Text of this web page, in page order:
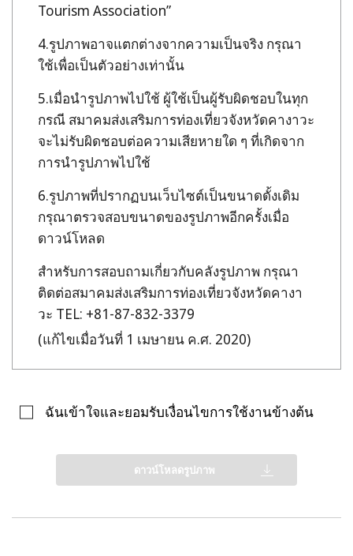
Tourism Association”
รูปภาพอาจแตกต่างจากความเป็นจริง กรุณา
ใช้เพื่อเป็นตัวอย่างเท่านั้น
เมื่อนำรูปภาพไปใช้ ผู้ใช้เป็นผู้รับผิดชอบในทุก
กรณี สมาคมส่งเสริมการท่องเที่ยวจังหวัดคางาวะ
จะไม่รับผิดชอบต่อความเสียหายใด ๆ ที่เกิดจาก
การนำรูปภาพไปใช้
รูปภาพที่ปรากฏบนเว็บไซต์เป็นขนาดดั้งเดิม
กรุณาตรวจสอบขนาดของรูปภาพอีกครั้งเมื่อ
ดาวน์โหลด
สำหรับการสอบถามเกี่ยวกับคลังรูปภาพ กรุณา
ติดต่อสมาคมส่งเสริมการท่องเที่ยวจังหวัดคางา
วะ TEL: +81-87-832-3379
(แก้ไขเมื่อวันที่ 1 เมษายน ค.ศ. 2020)
ฉันเข้าใจและยอมรับเงื่อนไขการใช้งานข้างต้น
ดาวน์โหลดรูปภาพ